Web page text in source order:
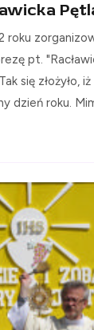
roku
pt.
się złożyło,
dzień roku.